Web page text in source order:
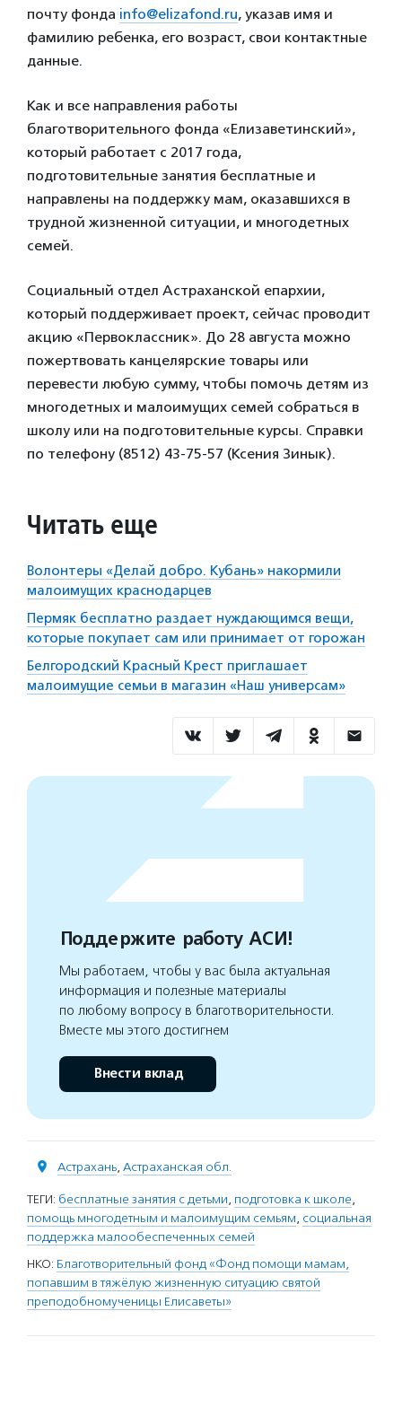
почту фонда info@elizafond.ru, указав имя и
фамилию ребенка, его возраст, свои контактные
данные.
Как и все направления работы
благотворительного фонда «Елизаветинский»,
который работает с 2017 года,
подготовительные занятия бесплатные и
направлены на поддержку мам, оказавшихся в
трудной жизненной ситуации, и многодетных
семей.
Социальный отдел Астраханской епархии,
который поддерживает проект, сейчас проводит
акцию «Первоклассник». До 28 августа можно
пожертвовать канцелярские товары или
перевести любую сумму, чтобы помочь детям из
многодетных и малоимущих семей собраться в
школу или на подготовительные курсы. Справки
по телефону (8512) 43-75-57 (Ксения Зинык).
Читать еще
Волонтеры «Делай добро. Кубань» накормили
малоимущих краснодарцев
Пермяк бесплатно раздает нуждающимся вещи,
которые покупает сам или принимает от горожан
Белгородский Красный Крест приглашает
малоимущие семьи в магазин «Наш универсам»
Поддержите работу АСИ!
Мы работаем, чтобы у вас была актуальная
информация и полезные материалы
по любому вопросу в благотворительности.
Вместе мы этого достигнем
Внести вклад
Астрахань, Астраханская обл.
ТЕГИ: бесплатные занятия с детьми, подготовка к школе,
помощь многодетным и малоимущим семьям, социальная
поддержка малообеспеченных семей
НКО: Благотворительный фонд «Фонд помощи мамам,
попавшим в тяжёлую жизненную ситуацию святой
преподобномученицы Елисаветы»